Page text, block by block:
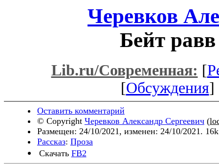
Черевков
Бейт
Lib.ru/Современная: [
[Обсуждения]
Оставить комментарий
© Copyright Черевков Александр Сергеевич(
Размещен: 24/10/2021, изменен: 24/10/2021.
Рассказ: Проза
Скачать FB2